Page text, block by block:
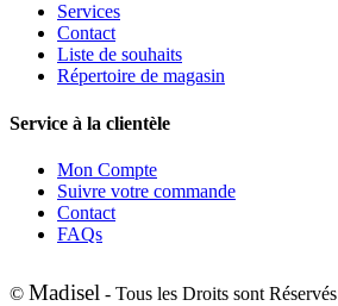
Services
Contact
Liste de souhaits
Répertoire de magasin
Service à la clientèle
Mon Compte
Suivre votre commande
Contact
FAQs
© Madisel - Tous les Droits sont Réservés